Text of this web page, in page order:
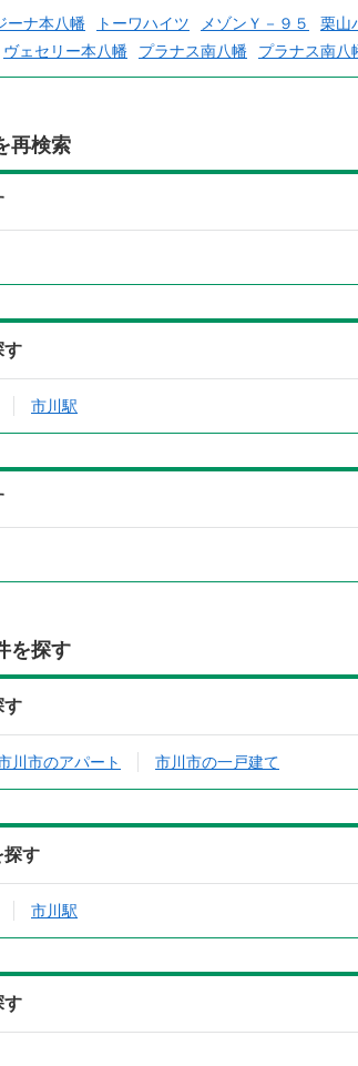
ーナ本八幡 トーワハイツ メゾンＹ－９５
栗山
ヴェセリー本八幡 プラナス南八幡 プラナス南八
再検索
す
市川駅
を探す
す
川市のアパート 市川市の一戸建て
探す
市川駅
す